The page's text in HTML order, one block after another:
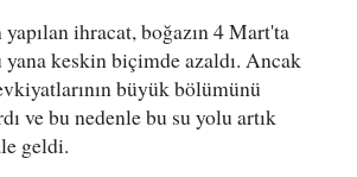
ihracat, boğazın 4 Mart'ta
yana keskin biçimde azaldı. Ancak
büyük bölümünü
ve bu nedenle bu su yolu artık
geldi.